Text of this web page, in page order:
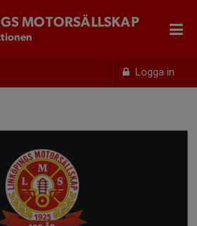
Logga in
MOTORSÄLLSKAP